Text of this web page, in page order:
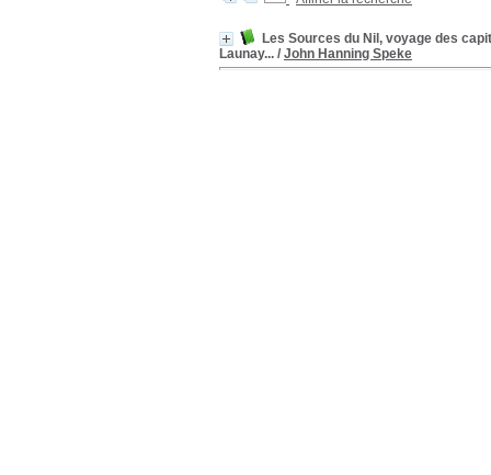
Les Sources du Nil, voyage des
Launay... / John Hanning Speke